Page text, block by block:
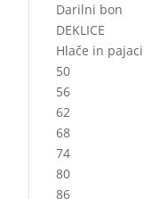
Darilni bon
DEKLICE
Hlače in pajaci
50
56
62
68
74
80
86